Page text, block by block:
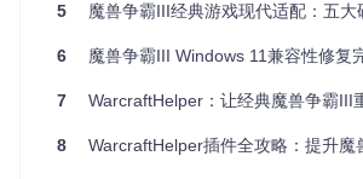
2022年：集成帧率控制功能，平衡画面
占用
2023年 ：全面支持1.27b版本，优化高
关键收获：WarcraftHelper通过持续迭代
至1.27b全版本的兼容性解决方案，累计解
容性问题。
5 魔兽争霸III经典游戏现代适配：五大硬件优化
6 魔兽争霸III Windows 11兼容性修复完全指南：
7 WarcraftHelper：让经典魔兽争霸III重获现
8 WarcraftHelper插件全攻略：提升魔兽争